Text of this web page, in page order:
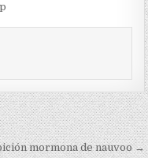
mormona de nauvoo →